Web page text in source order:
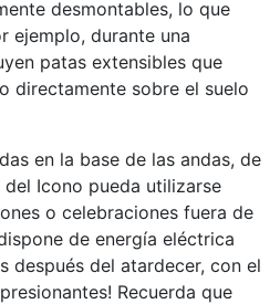
desmontables, lo que
ejemplo, durante una
patas extensibles que
directamente sobre el suelo
en la base de las andas, de
Icono pueda utilizarse
o celebraciones fuera de
de energía eléctrica
después del atardecer, con el
Recuerda que